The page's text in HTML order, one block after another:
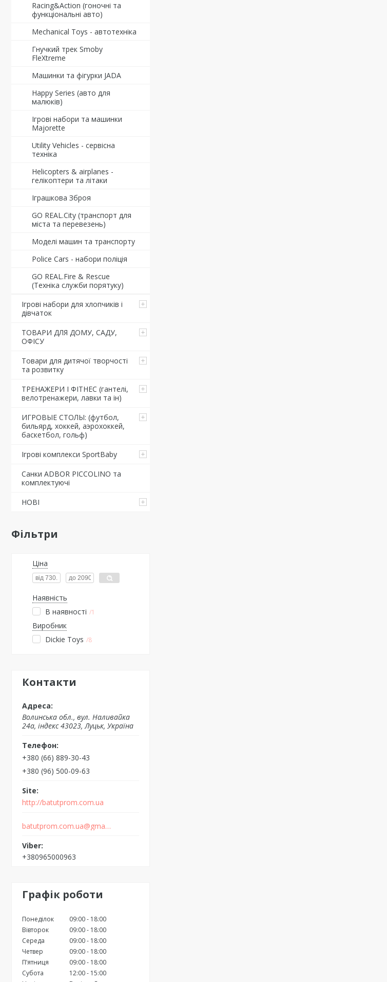
Racing&Action (гоночні та
функціональні авто)
Mechanical Toys - автотехніка
Гнучкий трек Smoby
FleXtreme
Машинки та фігурки JADA
Happy Series (авто для
малюків)
Ігрові набори та машинки
Majorette
Utility Vehicles - сервісна
техніка
Helicopters & airplanes -
гелікоптери та літаки
Іграшкова Зброя
GO REAL.City (транспорт для
міста та перевезень)
Моделі машин та транспорту
Police Cars - набори поліція
GO REAL.Fire & Rescue
(Техніка служби порятуку)
Ігрові набори для хлопчиків і
дівчаток
ТОВАРИ ДЛЯ ДОМУ, САДУ,
ОФІСУ
Товари для дитячої творчості
та розвитку
ТРЕНАЖЕРИ І ФІТНЕС (гантелі,
велотренажери, лавки та ін)
ИГРОВЫЕ СТОЛЫ: (футбол,
бильярд, хоккей, аэрохоккей,
баскетбол, гольф)
Ігрові комплекси SportBaby
Санки ADBOR PICCOLINO та
комплектуючі
НОВІ
Фільтри
Ціна
Наявність
В наявності
1
Виробник
Dickie Toys
8
Контакти
Волинська обл., вул. Наливайка
24а, індекс 43023, Луцьк, Україна
+380 (66) 889-30-43
+380 (96) 500-09-63
http://batutprom.com.ua
batutprom.com.ua@gmail.com
+380965000963
Графік роботи
Понеділок 09:00
18:00
Вівторок
09:00
18:00
Середа
09:00
18:00
Четвер
09:00
18:00
Пʼятниця
09:00
18:00
Субота
12:00
15:00